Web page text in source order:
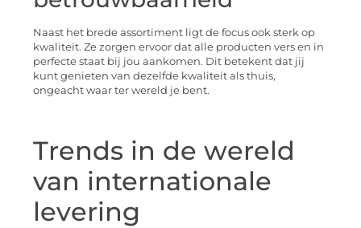
Naast het brede assortiment ligt de focus ook sterk op
kwaliteit. Ze zorgen ervoor dat alle producten vers en in
perfecte staat bij jou aankomen. Dit betekent dat jij
kunt genieten van dezelfde kwaliteit als thuis,
ongeacht waar ter wereld je bent.
Trends in de wereld
van internationale
levering